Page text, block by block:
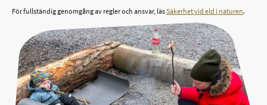
För fullständig genomgång av regler och ansvar, läsSäkerhet vid eld i naturen.